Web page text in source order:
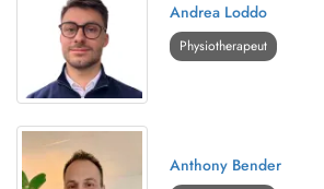
Andrea Loddo
Physiotherapeut
Anthony Bender